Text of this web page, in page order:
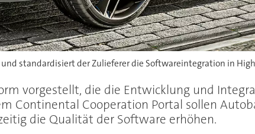
standardisiert der Zulieferer die Softwareintegration in
vorgestellt, die die Entwicklung und
Continental Cooperation Portal sollen
die Qualität der Software erhöhen.